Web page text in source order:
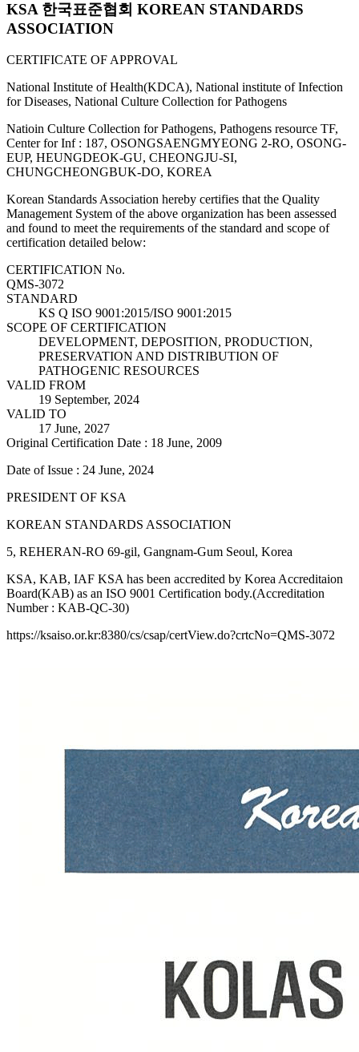
KSA 한국표준협회 KOREAN STANDARDS
ASSOCIATION
CERTIFICATE OF APPROVAL
National Institute of Health(KDCA), National institute of Infection
for Diseases, National Culture Collection for Pathogens
Natioin Culture Collection for Pathogens, Pathogens resource TF,
Center for Inf : 187, OSONGSAENGMYEONG 2-RO, OSONG-
EUP, HEUNGDEOK-GU, CHEONGJU-SI,
CHUNGCHEONGBUK-DO, KOREA
Korean Standards Association hereby certifies that the Quality
Management System of the above organization has been assessed
and found to meet the requirements of the standard and scope of
certification detailed below:
CERTIFICATION No.
QMS-3072
STANDARD
KS Q ISO 9001:2015/ISO 9001:2015
SCOPE OF CERTIFICATION
DEVELOPMENT, DEPOSITION, PRODUCTION,
PRESERVATION AND DISTRIBUTION OF
PATHOGENIC RESOURCES
VALID FROM
19 September, 2024
VALID TO
17 June, 2027
Original Certification Date : 18 June, 2009
Date of Issue : 24 June, 2024
PRESIDENT OF KSA
KOREAN STANDARDS ASSOCIATION
5, REHERAN-RO 69-gil, Gangnam-Gum Seoul, Korea
KSA, KAB, IAF KSA has been accredited by Korea Accreditaion
Board(KAB) as an ISO 9001 Certification body.(Accreditation
Number : KAB-QC-30)
https://ksaiso.or.kr:8380/cs/csap/certView.do?crtcNo=QMS-3072